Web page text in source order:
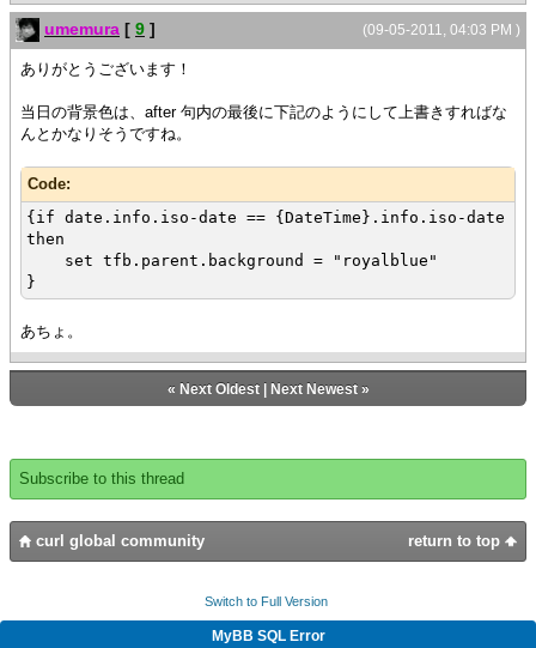
else
"pink"
}
}
{return tfb, true}
else
}
}
}
(09-05-2011, 04:03 PM )
umemura [ 9 ]
ありがとうございます！
当日の背景色は、after 句内の最後に下記のようにして上書きすればな
んとかなりそうですね。
Code:
{if date.info.iso-date == {DateTime}.info.iso-date
then
set tfb.parent.background = "royalblue"
}
あちょ。
« Next Oldest| Next Newest»
Subscribe to this thread
return to top
curl global community
Switch to Full Version
MyBB SQL Error